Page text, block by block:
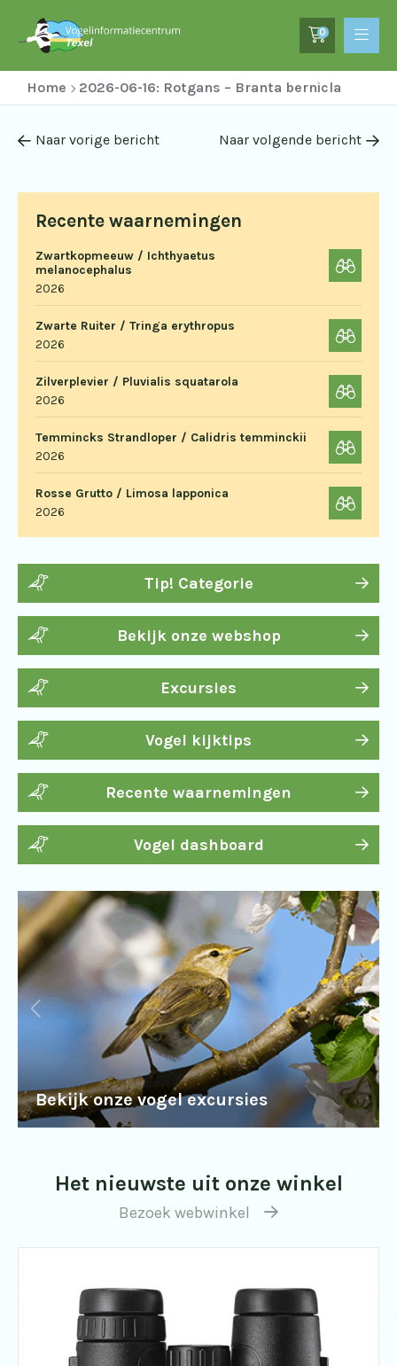
0
Home 2026-06-16: Rotgans – Branta bernicla
Recente waarnemingen
Zwartkopmeeuw / Ichthyaetus
melanocephalus
2026
Zwarte Ruiter / Tringa erythropus
2026
Zilverplevier / Pluvialis squatarola
2026
Temmincks Strandloper / Calidris temminckii
2026
Rosse Grutto / Limosa lapponica
2026
Tip! Categorie
Bekijk onze webshop
Excursies
Vogel kijktips
Recente waarnemingen
Vogel dashboard
Bekijk onze vogel excursies
Naar vorige bericht Naar volgende bericht
Het nieuwste uit onze winkel
Bezoek webwinkel